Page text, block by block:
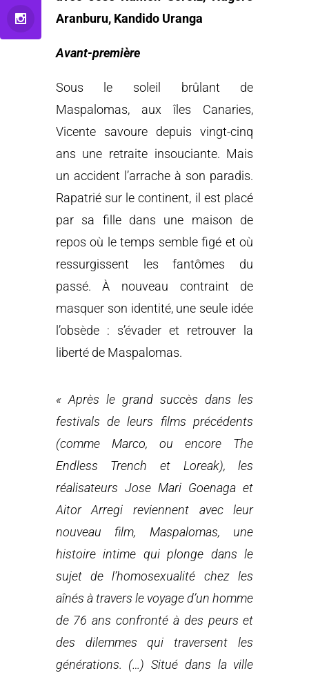
Aranburu, Kandido Uranga
Avant-première
Sous le soleil brûlant de
Maspalomas, aux îles Canaries,
Vicente savoure depuis vingt-cinq
ans une retraite insouciante. Mais
un accident l’arrache à son paradis.
Rapatrié sur le continent, il est placé
par sa fille dans une maison de
repos où le temps semble figé et où
ressurgissent les fantômes du
passé. À nouveau contraint de
masquer son identité, une seule idée
l’obsède : s’évader et retrouver la
liberté de Maspalomas.
« Après le grand succès dans les
festivals de leurs films précédents
(comme Marco, ou encore The
Endless Trench et Loreak), les
réalisateurs Jose Mari Goenaga et
Aitor Arregi reviennent avec leur
nouveau film, Maspalomas, une
histoire intime qui plonge dans le
sujet de l’homosexualité chez les
aînés à travers le voyage d’un homme
de 76 ans confronté à des peurs et
des dilemmes qui traversent les
générations. (…) Situé dans la ville